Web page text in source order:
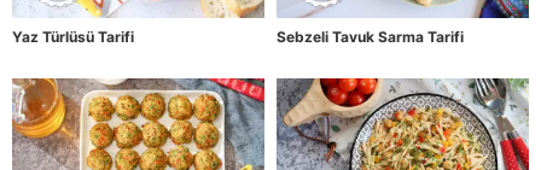
Yaz Türlüsü Tarifi Sebzeli Tavuk Sarma Tarifi